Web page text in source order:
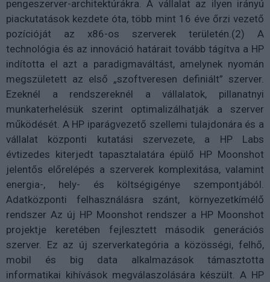
pengeszerver-architektúrákra. A vállalat az ilyen irányú
piackutatások kezdete óta, több mint 16 éve őrzi vezető
pozícióját az x86-os szerverek területén.(2) A
technológia és az innováció határait tovább tágítva a HP
indította el azt a paradigmaváltást, amelynek nyomán
megszületett az első „szoftveresen definiált” szerver.
Ezeknél a rendszereknél a vállalatok, pillanatnyi
munkaterhelésük szerint optimalizálhatják a szerver
működését. A HP iparágvezető szellemi tulajdonára és a
vállalat központi kutatási szervezete, a HP Labs
évtizedes kiterjedt tapasztalatára épülő HP Moonshot
jelentős előrelépés a szerverek komplexitása, valamint
energia-, hely- és költségigénye szempontjából.
Adatközponti felhasználásra szánt, környezetkímélő
rendszer Az új HP Moonshot rendszer a HP Moonshot
projektje keretében fejlesztett második generációs
szerver. Ez az új szerverkategória a közösségi, felhő,
mobil és big data alkalmazások támasztotta
informatikai kihívások megválaszolására készült. A HP